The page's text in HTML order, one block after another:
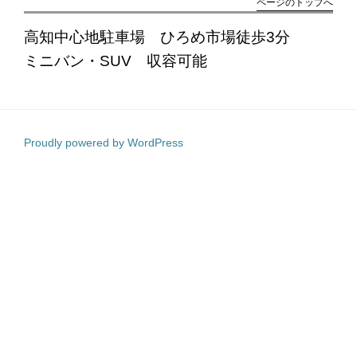
高知中心地駐車場 ひろめ市場徒歩3分
ミニバン・SUV 収容可能
Proudly powered by WordPress